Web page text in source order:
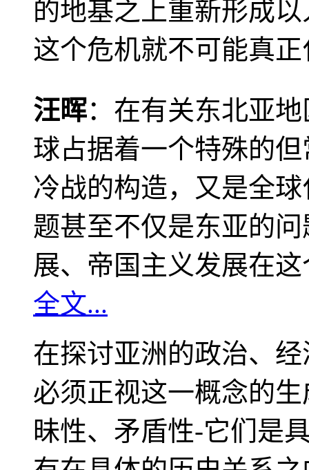
的地基之上重新形成
这个危机就不可能真
汪晖：在有关东北亚
球占据着一个特殊的
冷战的构造，又是全
题甚至不仅是东亚的
展、帝国主义发展在
全文...
在探讨亚洲的政治、
必须正视这一概念的
昧性、矛盾性-它们是